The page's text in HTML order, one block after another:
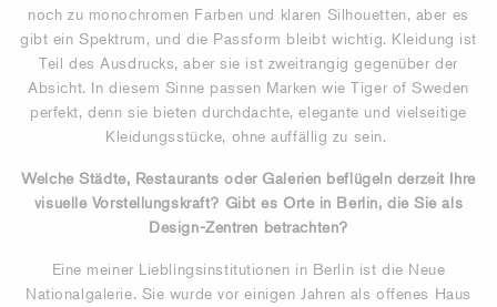
noch zu monochromen Farben und klaren Silhouetten, aber es
gibt ein Spektrum, und die Passform bleibt wichtig. Kleidung ist
Teil des Ausdrucks, aber sie ist zweitrangig gegenüber der
Absicht. In diesem Sinne passen Marken wie Tiger of Sweden
perfekt, denn sie bieten durchdachte, elegante und vielseitige
Kleidungsstücke, ohne auffällig zu sein.
Welche Städte, Restaurants oder Galerien beflügeln derzeit Ihre
visuelle Vorstellungskraft? Gibt es Orte in Berlin, die Sie als
Design-Zentren betrachten?
Eine meiner Lieblingsinstitutionen in Berlin ist die Neue
Nationalgalerie. Sie wurde vor einigen Jahren als offenes Haus